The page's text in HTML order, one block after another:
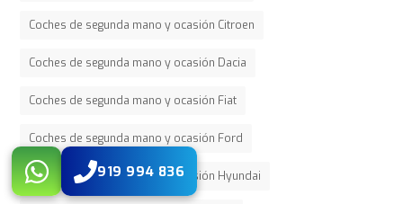
919 994 836
Coches de segunda mano y ocasión Citroen
Coches de segunda mano y ocasión Dacia
Coches de segunda mano y ocasión Fiat
Coches de segunda mano y ocasión Ford
Coches de segunda mano y ocasión Hyundai